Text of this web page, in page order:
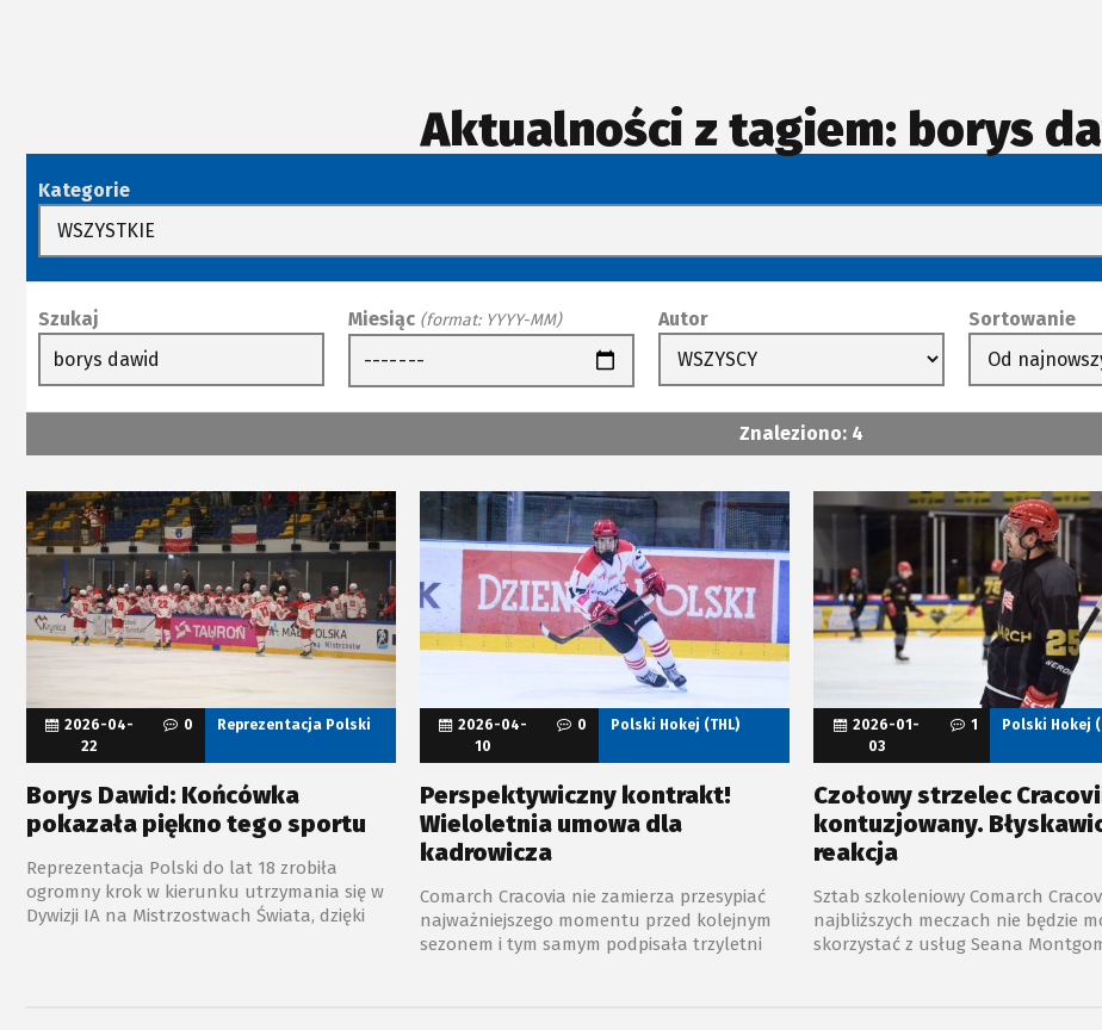
Aktualności z tagiem: borys
Kategorie
Szukaj Miesiąc (format: YYYY-MM) Autor
Sortowanie
Znaleziono: 4
Borys Dawid: Końcówka
pokazała piękno tego sportu
Reprezentacja Polski do lat 18 zrobiła
ogromny krok w kierunku utrzymania się w
Dywizji IA na Mistrzostwach Świata, dzięki
2026-04-
22
0 Reprezentacja Polski
Perspektywiczny kontrakt!
Wieloletnia umowa dla
kadrowicza
Comarch Cracovia nie zamierza przesypiać
najważniejszego momentu przed kolejnym
sezonem i tym samym podpisała trzyletni
2026-04-
10
0 Polski Hokej (THL)
Czołowy strzelec
kontuzjowany.
reakcja
Sztab szkoleniowy Comarch
najbliższych meczach nie będzie
skorzystać z usług Seana
2026-01-
03
1 Polski Hokej